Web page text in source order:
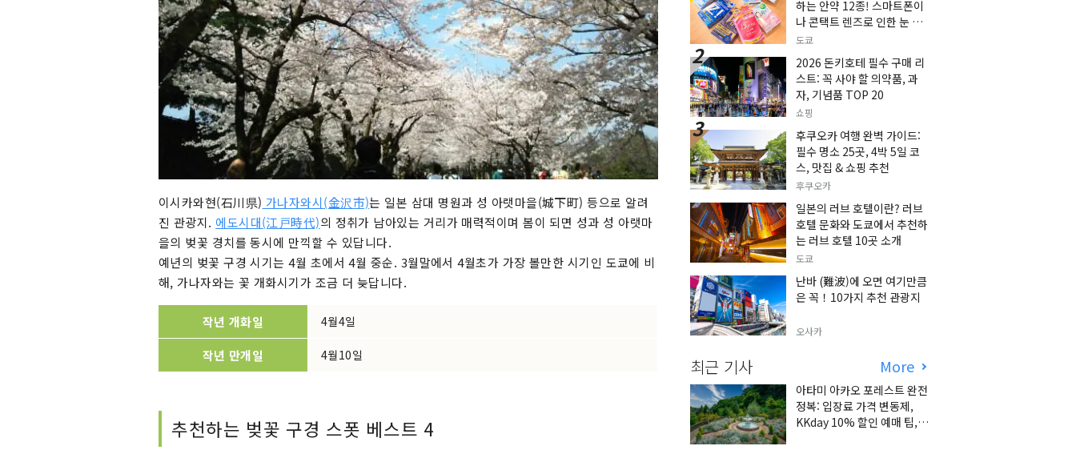
이시카와현(石川県) 가나자와시(金沢市)는 일본 삼대 명원과 성 아랫마을(城下町) 등으로 알려
진 관광지. 에도시대(江戸時代)의 정취가 남아있는 거리가 매력적이며 봄이 되면 성과 성 아랫마
을의 벚꽃 경치를 동시에 만끽할 수 있답니다.
예년의 벚꽃 구경 시기는 4월 초에서 4월 중순. 3월말에서 4월초가 가장 볼만한 시기인 도쿄에 비
해, 가나자와는 꽃 개화시기가 조금 더 늦답니다.
작년 개화일 4월4일
작년 만개일 4월10일
추천하는 벚꽃 구경 스폿 베스트 4
하는 안약 12종! 스마트폰이
나 콘택트 렌즈로 인한 눈 피
로에 최적!
도쿄
2026 돈키호테 필수 구매 리
스트: 꼭 사야 할 의약품, 과
자, 기념품 TOP 20
쇼핑
후쿠오카 여행 완벽 가이드:
필수 명소 25곳, 4박 5일 코
스, 맛집 & 쇼핑 추천
후쿠오카
일본의 러브 호텔이란? 러브
호텔 문화와 도쿄에서 추천하
는 러브 호텔 10곳 소개
도쿄
난바 (難波)에 오면 여기만큼
은 꼭！10가지 추천 관광지
오사카
최근 기사 More
아타미 아카오 포레스트 완전
정복: 입장료 가격 변동제,
KKday 10% 할인 예매 팁, 쿠